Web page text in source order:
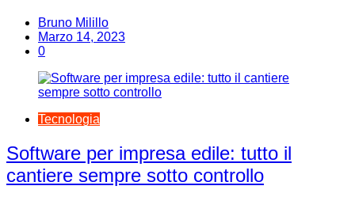
Bruno Milillo
Marzo 14, 2023
0
Tecnologia
Software per impresa edile: tutto il
cantiere sempre sotto controllo